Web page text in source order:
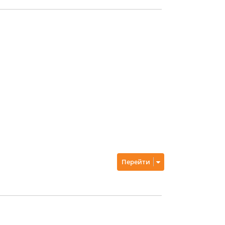
Перейти